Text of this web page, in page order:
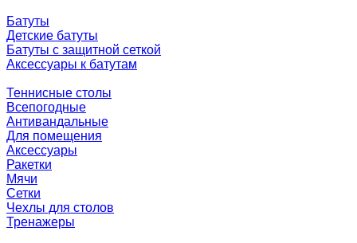
Батуты
Детские батуты
Батуты с защитной сеткой
Аксессуары к батутам
Теннисные столы
Всепогодные
Антивандальные
Для помещения
Аксессуары
Ракетки
Мячи
Сетки
Чехлы для столов
Тренажеры